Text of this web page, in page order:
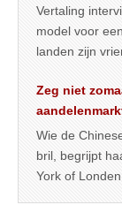
Vertaling
model voor
landen zijn
Zeg niet
Wie de
bril, begrijpt
York of